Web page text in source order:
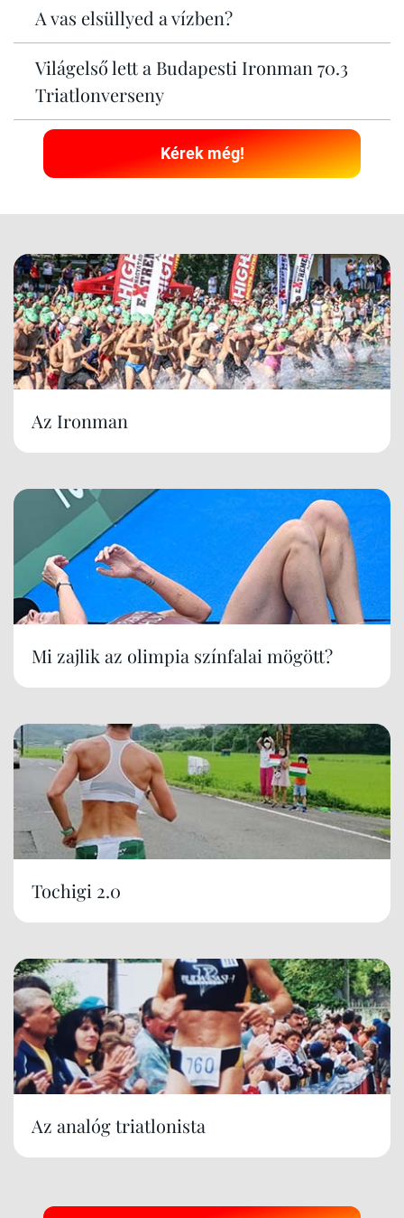
A vas elsüllyed a vízben?
Világelső lett a Budapesti Ironman 70.3
Triatlonverseny
Kérek még!
Az Ironman
Mi zajlik az olimpia színfalai mögött?
Tochigi 2.0
Az analóg triatlonista